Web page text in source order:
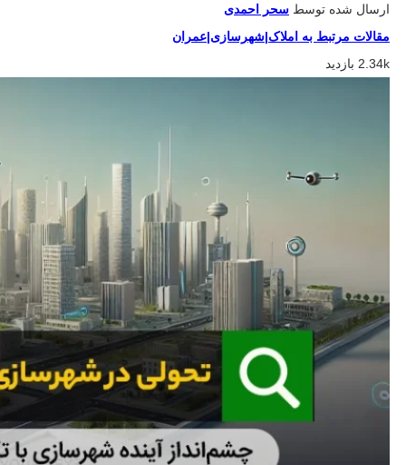
ارسال شده توسط سحر احمدی
مقالات مرتبط به املاک|شهرسازی|عمران
2.34k بازدید